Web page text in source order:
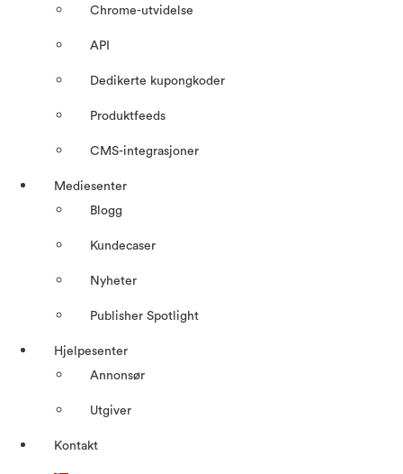
Chrome-utvidelse
API
Dedikerte kupongkoder
Produktfeeds
CMS-integrasjoner
Mediesenter
Blogg
Kundecaser
Nyheter
Publisher Spotlight
Hjelpesenter
Annonsør
Utgiver
Kontakt